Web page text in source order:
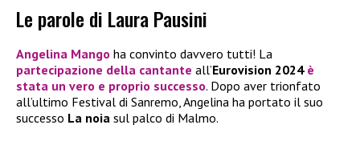
Le parole di Laura Pausini
Angelina Mango ha convinto davvero tutti! La
partecipazione della cantante all’Eurovision 2024 è
stata un vero e proprio successo. Dopo aver trionfato
all’ultimo Festival di Sanremo, Angelina ha portato il suo
successo La noia sul palco di Malmo.